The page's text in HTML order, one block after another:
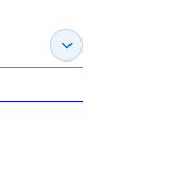
展開訂購須知